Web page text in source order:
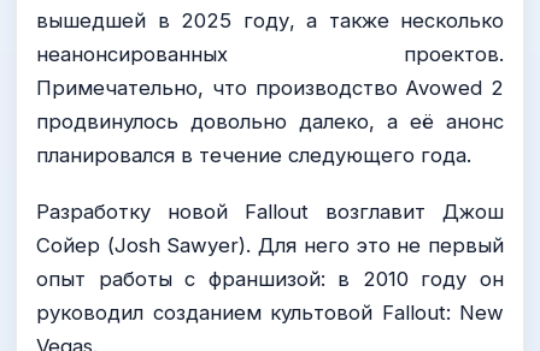
вышедшей в 2025 году, а также несколько
неанонсированных проектов.
Примечательно, что производство Avowed 2
продвинулось довольно далеко, а её анонс
планировался в течение следующего года.
Разработку новой Fallout возглавит Джош
Сойер (Josh Sawyer). Для него это не первый
опыт работы с франшизой: в 2010 году он
руководил созданием культовой Fallout: New
Vegas.